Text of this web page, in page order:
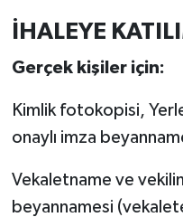
İHALEYE
Gerçek kişiler için:
Kimlik fotokopisi,
onaylı imza
Vekaletname ve
beyannamesi